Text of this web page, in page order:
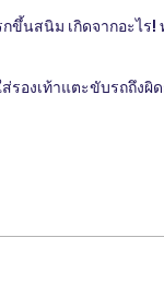
กขึ้นสนิม เกิดจากอะไร
ส่รองเท้าแตะขับรถถึงผิ